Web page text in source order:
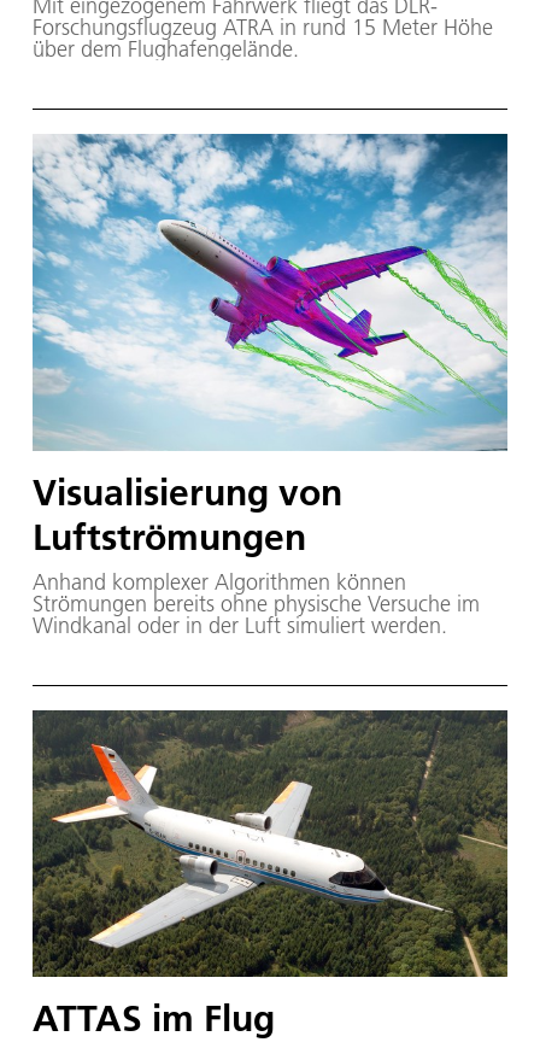
Mit eingezogenem Fahrwerk fliegt das DLR-
Forschungsflugzeug ATRA in rund 15 Meter Höhe
über dem Flughafengelände.
Visualisierung von
Luftströmungen
Anhand komplexer Algorithmen können
Strömungen bereits ohne physische Versuche im
Windkanal oder in der Luft simuliert werden.
ATTAS im Flug